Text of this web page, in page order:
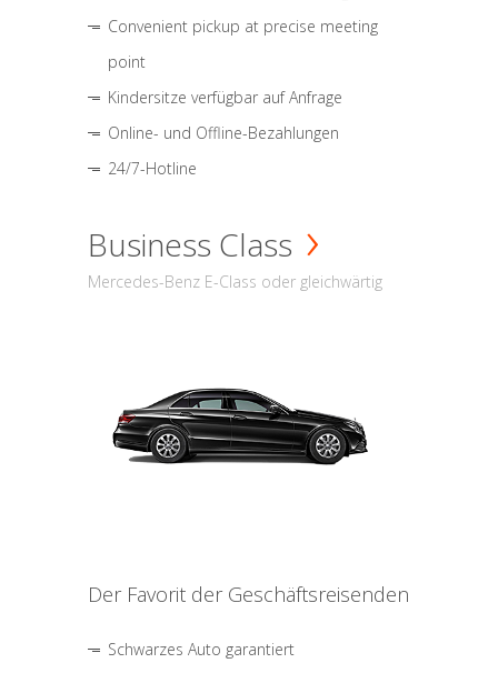
Convenient pickup at precise meeting
point
Kindersitze verfügbar auf Anfrage
Online- und Offline-Bezahlungen
24/7-Hotline
Business Class
Mercedes-Benz E-Class oder gleichwärtig
Der Favorit der Geschäftsreisenden
Schwarzes Auto garantiert